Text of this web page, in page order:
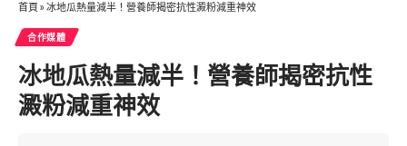
首頁 » 冰地瓜熱量減半！營養師揭密抗性澱粉減重神效
合作媒體
冰地瓜熱量減半！營養師揭密抗性
澱粉減重神效